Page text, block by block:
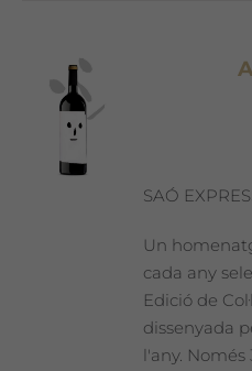
SAÓ
Un
cada any
Edició de
dissenyada
l'any.